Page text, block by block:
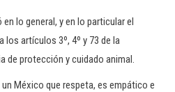
lo general, y en lo particular el
artículos 3º, 4º y 73 de la
de protección y cuidado animal.
México que respeta, es empático e